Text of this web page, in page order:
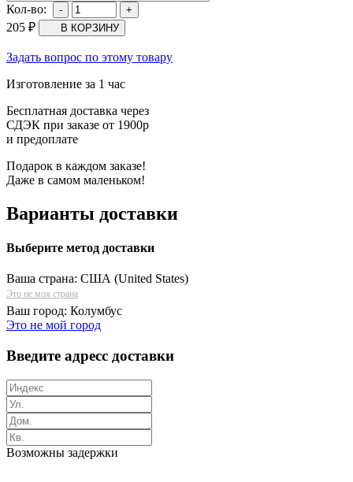
Кол-во:
205 ₽
Задать вопрос по этому товару
Изготовление за 1 час
Бесплатная доставка через
СДЭК при заказе от 1900р
и предоплате
Подарок в каждом заказе!
Даже в самом маленьком!
Варианты доставки
Выберите метод доставки
Ваша страна: США (United States)
Это не моя страна
Ваш город: Колумбус
Это не мой город
Введите адресс доставки
Возможны задержки